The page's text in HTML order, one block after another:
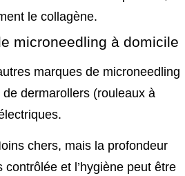
le collagène.
microneedling à domicile
marques de microneedling
dermarollers (rouleaux à
chers, mais la profondeur
contrôlée et l’hygiène peut être